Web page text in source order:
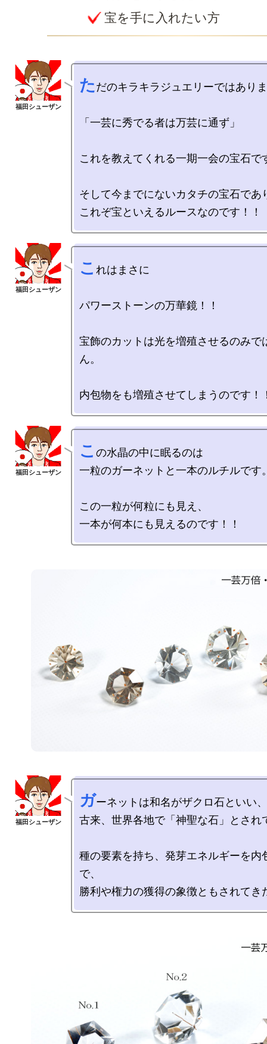
宝を手に入れたい方
ただのキラキラジュエリーではあり
「一芸に秀でる者は万芸に通ず」
これを教えてくれる一期一会の宝石で
そして今までにないカタチの宝石であ
こ れはまさに
パワーストーンの万華鏡！！
宝飾のカットは光を増殖させるのみで
ん。
こ の水晶の中に眠るのは
一粒のガーネットと一本のルチルです
この一粒が何粒にも見え、
ガーネットは和名がザクロ石といい、
古来、世界各地で「神聖な石」とされ
種の要素を持ち、発芽エネルギーを内
で、